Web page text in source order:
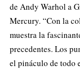
de Andy Warhol a
Mercury. “Con la
muestra la
precedentes. Los
el pináculo de todo